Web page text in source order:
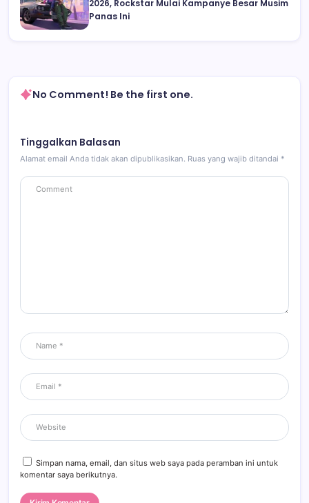
2026, Rockstar Mulai Kampanye Besar Musim
Panas Ini
No Comment! Be the first one.
Tinggalkan Balasan
Alamat email Anda tidak akan dipublikasikan. Ruas yang wajib ditandai *
Simpan nama, email, dan situs web saya pada peramban ini untuk
komentar saya berikutnya.